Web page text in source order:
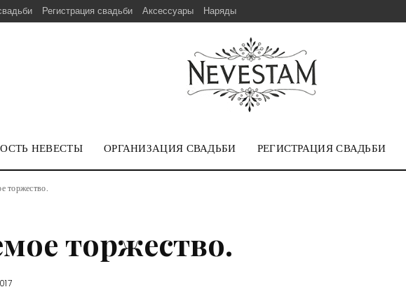
Регистрация свадьби Аксессуары Наряды
НЕВЕСТЫ ОРГАНИЗАЦИЯ СВАДЬБИ РЕГИСТРАЦИЯ СВАДЬБИ
торжество.
торжество.